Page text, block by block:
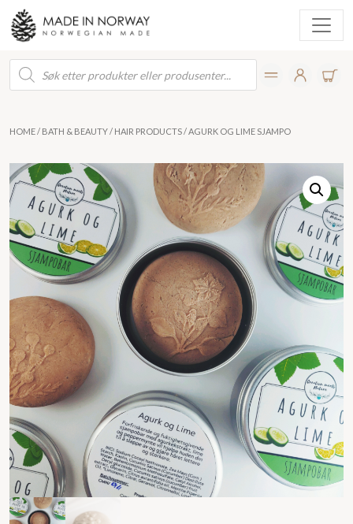
Products
search
HOME/ BATH & BEAUTY/ HAIR PRODUCTS/ AGURK OG LIME SJAMPO